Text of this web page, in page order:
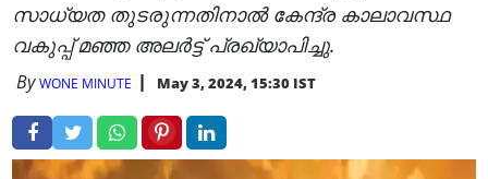
സാധ്യത തുടരുന്നതിനാൽ കേന്ദ്ര കാലാവസ്ഥ
വകുപ്പ് മഞ്ഞ അലർട്ട് പ്രഖ്യാപിച്ചു.
ByWONE MINUTE May 3, 2024, 15:30 IST